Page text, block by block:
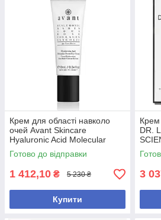
Крем для області навколо
очей Avant Skincare
Hyaluronic Acid Molecular
Boost для зменшення
зморшок і зволоження, 10 мл
Готово до відправки
1 412,10 ₴ 5 230 ₴
Купити
Крем
DR.
Eye
3